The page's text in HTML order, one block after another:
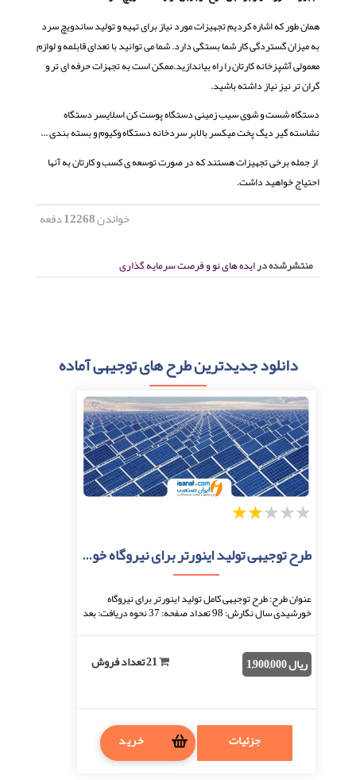
همان طور که اشاره کردیم تجهیزات مورد نیاز برای تهیه و تولید ساندویچ سرد
به میزان گستردگی کار شما بستگی دارد. شما می توانید با تعدای قابلمه و لوازم
معمولی آشپزخانه کارتان را راه بیاندازید.ممکن است به تجهزات حرفه ای تر و
گران تر نیز نیاز داشته باشید.
دستگاه شست و شوی سیب زمینی دستگاه پوست کن اسلایسر دستگاه
نشاسته گیر دیگ پخت میکسر بالابر سردخانه دستگاه وکیوم و بسته بندی ...
از جمله برخی تجهیزات هستند که در صورت توسعه ی کسب و کارتان به آنها
احتیاج خواهید داشت.
خواندن12268دفعه
منتشرشده درایده های نو و فرصت سرمایه گذاری
دانلود جدیدترین طرح های توجیهی آماده
5
4
3
2
طرح توجیهی تولید اینورتر برای نیروگاه خورشیدی
عنوان طرح: طرح توجیهی کامل تولید اینورتر برای نیروگاه
خورشیدی سال نگارش: 98 تعداد صفحه: 37 نحوه دریافت: بعد
ریال 1,900,000
جزئیات خرید